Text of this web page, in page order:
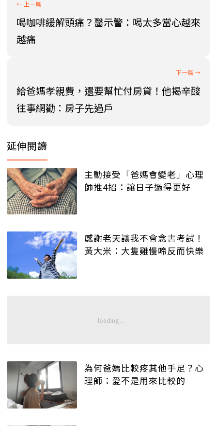
喝咖啡緩解頭痛？醫示警：喝太多當心越來
越痛
給爸媽孝親費，還要幫忙付房貸！他揭辛酸
往事網勸：房子先過戶
延伸閱讀
主動接受「爸媽會變老」心理
師推4招：讓日子過得更好
感謝老天讓我不會念書考試！
黃大米：大隻雞慢啼反而快樂
為何爸媽比較疼其他手足？心
理師：愛不是用來比較的